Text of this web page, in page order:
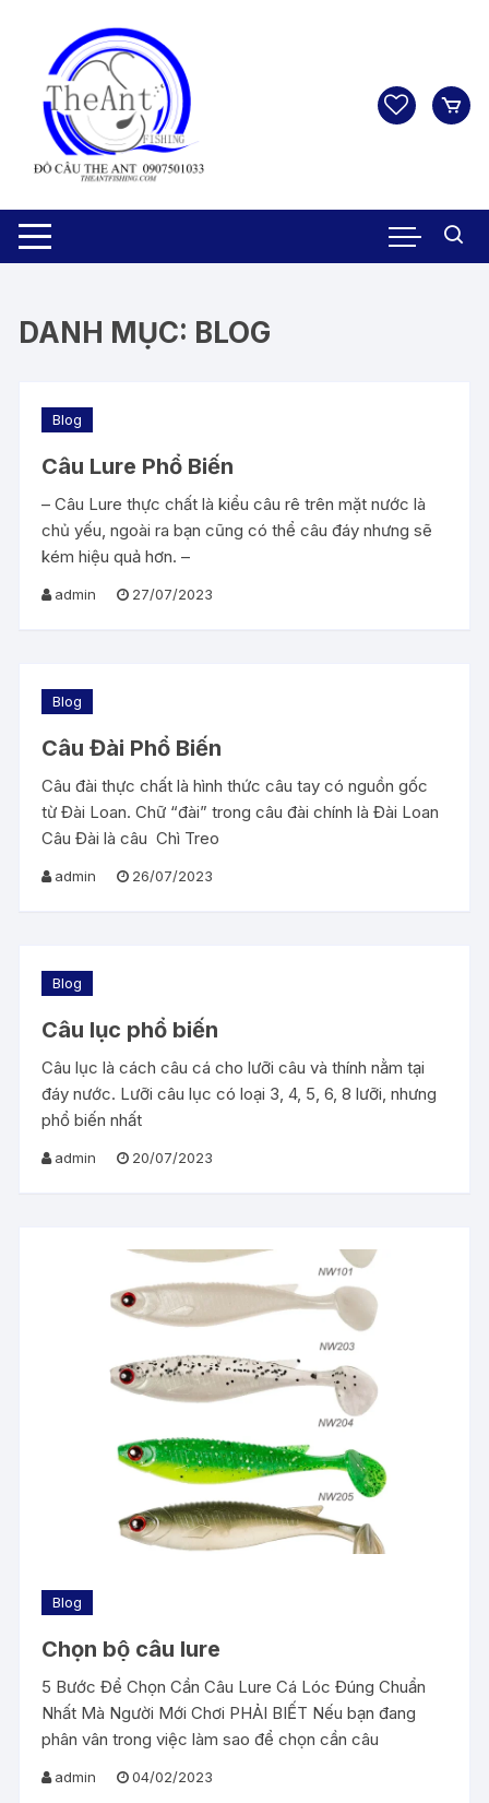
DANH MỤC: BLOG
Blog
Câu Lure Phổ Biến
– Câu Lure thực chất là kiểu câu rê trên mặt nước là
chủ yếu, ngoài ra bạn cũng có thể câu đáy nhưng sẽ
kém hiệu quả hơn. –
admin 27/07/2023
Blog
Câu Đài Phổ Biến
Câu đài thực chất là hình thức câu tay có nguồn gốc
từ Đài Loan. Chữ “đài” trong câu đài chính là Đài Loan
Câu Đài là câu Chì Treo
admin 26/07/2023
Blog
Câu lục phổ biến
Câu lục là cách câu cá cho lưỡi câu và thính nằm tại
đáy nước. Lưỡi câu lục có loại 3, 4, 5, 6, 8 lưỡi, nhưng
phổ biến nhất
admin 20/07/2023
Blog
Chọn bộ câu lure
5 Bước Để Chọn Cần Câu Lure Cá Lóc Đúng Chuẩn
Nhất Mà Người Mới Chơi PHẢI BIẾT Nếu bạn đang
phân vân trong việc làm sao để chọn cần câu
admin 04/02/2023